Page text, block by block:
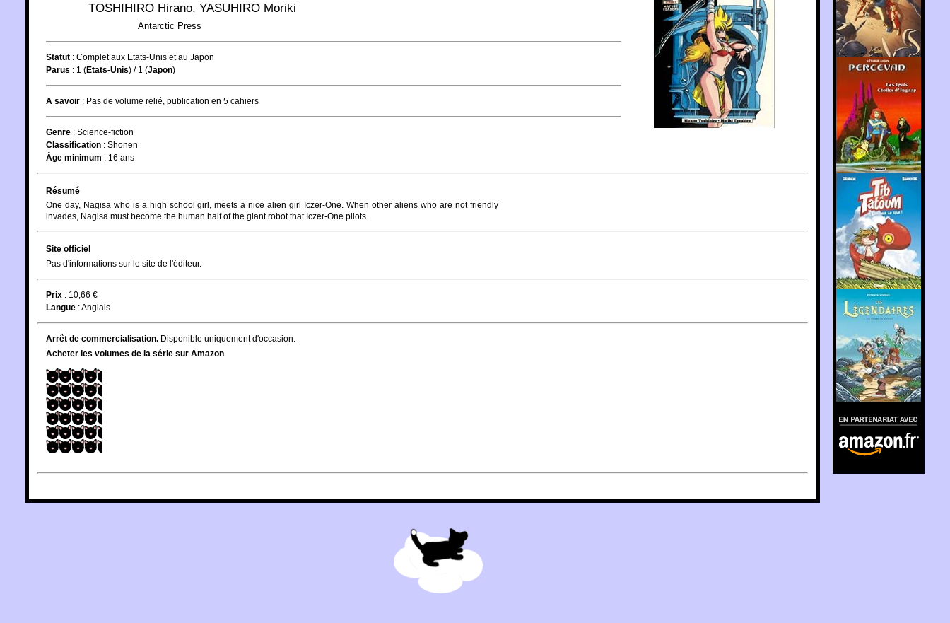
Amazon.fr
TOSHIHIRO Hirano, YASUHIRO Moriki
Antarctic Press
Statut : Complet aux Etats-Unis et au Japon
Parus : 1 (Etats-Unis) / 1 (Japon)
A savoir : Pas de volume relié, publication en 5 cahiers
Genre : Science-fiction
Classification : Shonen
Âge minimum : 16 ans
Résumé
One day, Nagisa who is a high school girl, meets a nice alien girl Iczer-One. When other aliens who are not friendly
invades, Nagisa must become the human half of the giant robot that Iczer-One pilots.
Site officiel
Pas d'informations sur le site de l'éditeur.
Prix : 10,66 €
Langue :Anglais
Arrêt de commercialisation. Disponible uniquement d'occasion.
Acheter les volumes de la série sur Amazon